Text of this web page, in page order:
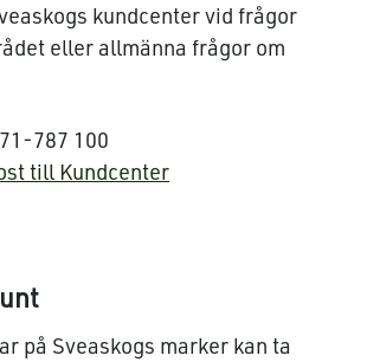
kundcenter vid frågor
eller allmänna frågor om
787 100
till Kundcenter
på Sveaskogs marker kan ta